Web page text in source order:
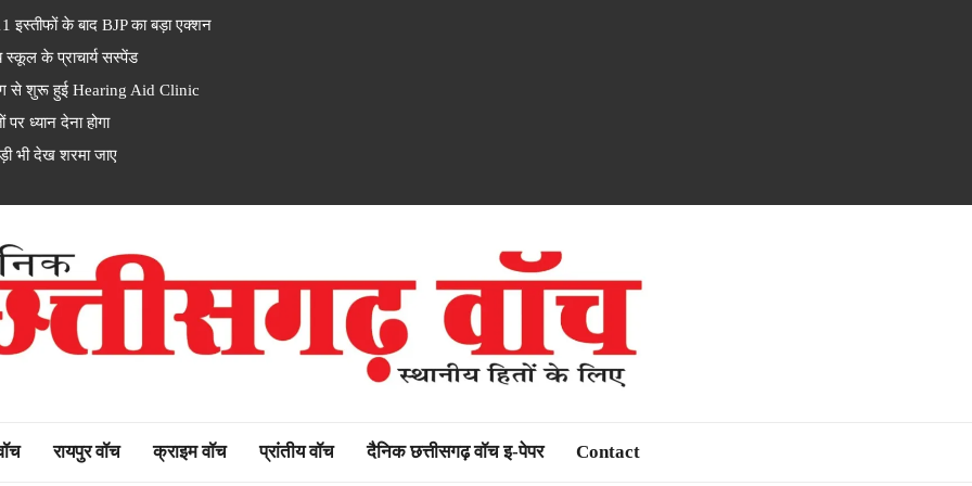
इस्तीफों के बाद BJP का बड़ा एक्शन
स्कूल के प्राचार्य सस्पेंड
से शुरू हुई Hearing Aid Clinic
ध्यान देना होगा
भी देख शरमा जाए
watch
रायपुर वॉच क्राइम वॉच प्रांतीय वॉच दैनिक छत्तीसगढ़ वॉच इ-पेपर Contact